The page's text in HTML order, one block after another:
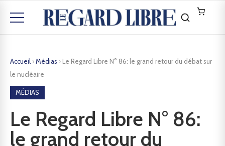
Accueil ›Médias › Le Regard Libre N° 86: le grand retour du débat sur
le nucléaire
MÉDIAS
Le Regard Libre N° 86:
le grand retour du